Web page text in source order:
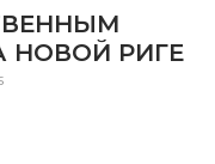
НОВОЙ РИГЕ